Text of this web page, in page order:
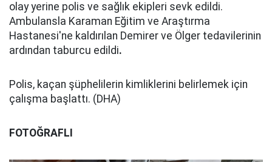
olay yerine polis ve sağlık ekipleri sevk edildi.
Ambulansla Karaman Eğitim ve Araştırma
Hastanesi'ne kaldırılan Demirer ve Ölger tedavilerinin
ardından taburcu edildi.
Polis, kaçan şüphelilerin kimliklerini belirlemek için
çalışma başlattı. (DHA)
FOTOĞRAFLI